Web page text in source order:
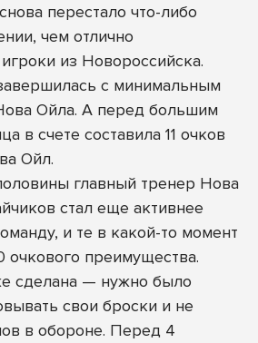
перестало что-либо
чем отлично
из Новороссийска.
с минимальным
Ойла. А перед большим
в счете составила 11 очков
Ойл.
главный тренер Нова
стал еще активнее
и те в какой-то момент
преимущества.
сделана — нужно было
свои броски и не
в обороне. Перед 4